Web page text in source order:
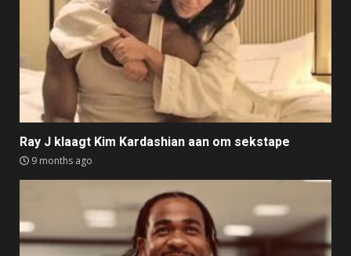
Ray J klaagt Kim Kardashian aan om sekstape
9 months ago